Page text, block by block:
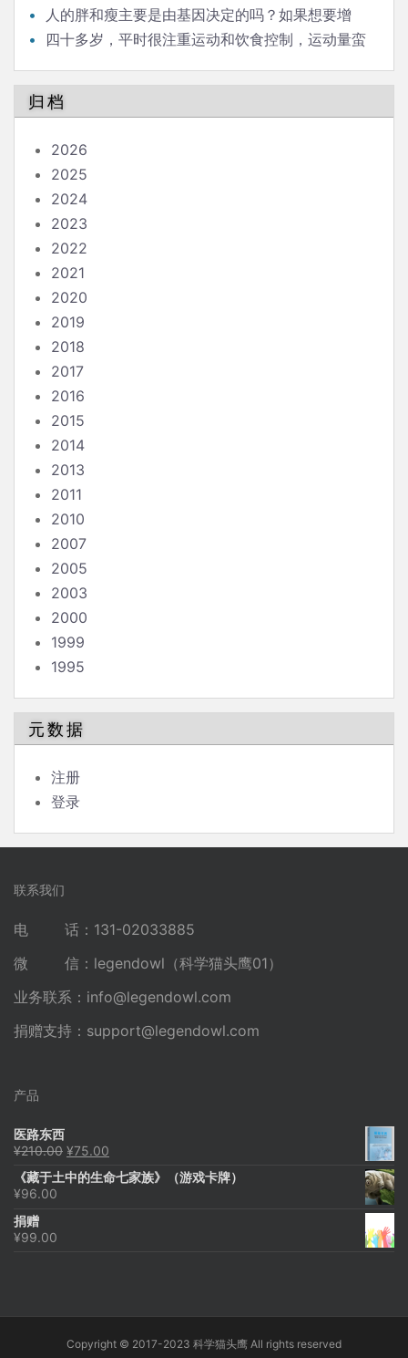
段，请问科学依据是什么？
人的胖和瘦主要是由基因决定的吗？如果想要增
肥，运动量需要增加吗？
四十多岁，平时很注重运动和饮食控制，运动量蛮
归档
2026
2025
2024
2023
2022
2021
2020
2019
2018
2017
2016
2015
2014
2013
2011
2010
2007
2005
2003
2000
1999
1995
元数据
注册
登录
联系我们
电 话：131-02033885
微 信：legendowl（科学猫头鹰01）
业务联系： info@legendowl.com
捐赠支持： support@legendowl.com
产品
医路东西
¥210.00 原
为：
¥75.00
价
《藏于土中的生命七家族》（游戏卡牌）
¥96.00
捐赠
¥99.00
Copyright © 2017-2023 科学猫头鹰 All rights reserved